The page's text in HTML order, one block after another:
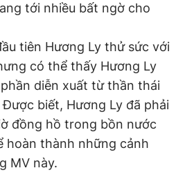
tới nhiều bất ngờ cho
tiên Hương Ly thử sức với
có thể thấy Hương Ly
diễn xuất từ thần thái
biết, Hương Ly đã phải
đồng hồ trong bồn nước
hoàn thành những cảnh
MV này.